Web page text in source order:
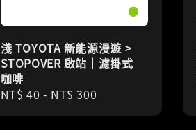
淺 TOYOTA 新能源漫遊 >
STOPOVER 啟站｜濾掛式
咖啡
Regular
NT$ 40 - NT$ 300